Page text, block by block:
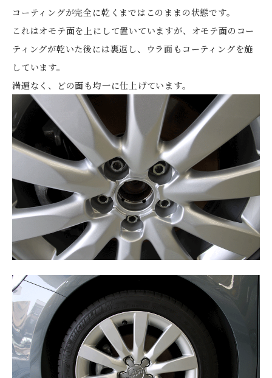
コーティングが完全に乾くまではこのままの状態です。
これはオモテ面を上にして置いていますが、オモテ面のコー
ティングが乾いた後には裏返し、ウラ面もコーティングを施
しています。
満遍なく、どの面も均一に仕上げています。